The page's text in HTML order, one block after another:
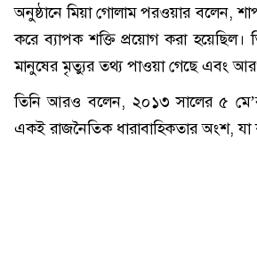
অনুষ্ঠানে মিয়া গোলাম পরওয়ার বলেন,
করে ব্যাপক শক্তি প্রয়োগ করা হয়েছিল।
মানুষের মৃত্যুর তথ্য পাওয়া গেছে এবং
তিনি আরও বলেন, ২০১৩ সালের ৫
একই রাজনৈতিক ধারাবাহিকতার অংশ,